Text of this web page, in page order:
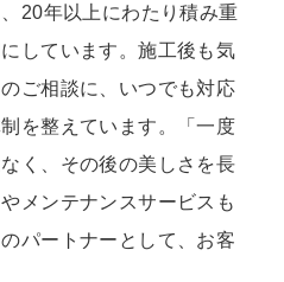
20年以上にわたり積み重
しています。施工後も気
ご相談に、いつでも対応
を整えています。「一度
く、その後の美しさを長
メンテナンスサービスも
パートナーとして、お客